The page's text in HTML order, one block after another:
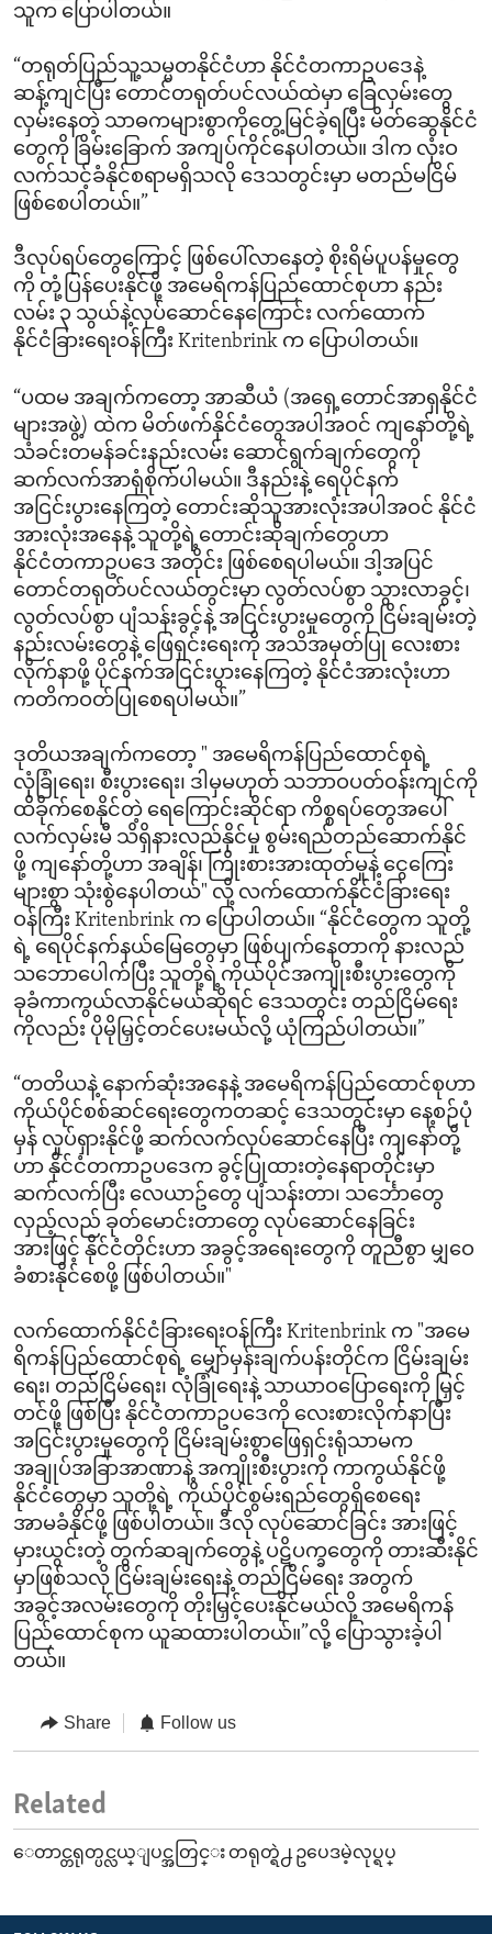
သူက ပြောပါတယ်။
“တရုတ်ပြည်သူ့သမ္မတနိုင်ငံဟာ နိုင်ငံတကာဥပဒေနဲ့
ဆန့်ကျင်ပြီး တောင်တရုတ်ပင်လယ်ထဲမှာ ခြေလှမ်းတွေ
လှမ်းနေတဲ့ သာဓကများစွာကိုတွေ့မြင်ခဲ့ရပြီး မိတ်ဆွေနိုင်ငံ
တွေကို ခြိမ်းခြောက် အကျပ်ကိုင်နေပါတယ်။ ဒါက လုံးဝ
လက်သင့်ခံနိုင်စရာမရှိသလို ဒေသတွင်းမှာ မတည်မငြိမ်
ဖြစ်စေပါတယ်။”
ဒီလုပ်ရပ်တွေကြောင့် ဖြစ်ပေါ်လာနေတဲ့ စိုးရိမ်ပူပန်မှုတွေ
ကို တုံ့ပြန်ပေးနိုင်ဖို့ အမေရိကန်ပြည်ထောင်စုဟာ နည်း
လမ်း ၃ သွယ်နဲ့လုပ်ဆောင်နေကြောင်း လက်ထောက်
နိုင်ငံခြားရေးဝန်ကြီး Kritenbrink က ပြောပါတယ်။
“ပထမ အချက်ကတော့ အာဆီယံ (အရှေ့တောင်အာရှနိုင်ငံ
များအဖွဲ့) ထဲက မိတ်ဖက်နိုင်ငံတွေအပါအဝင် ကျနော်တို့ရဲ့
သံခင်းတမန်ခင်းနည်းလမ်း ဆောင်ရွက်ချက်တွေကို
ဆက်လက်အာရုံစိုက်ပါမယ်။ ဒီနည်းနဲ့ ရေပိုင်နက်
အငြင်းပွားနေကြတဲ့ တောင်းဆိုသူအားလုံးအပါအဝင် နိုင်ငံ
အားလုံးအနေနဲ့ သူတို့ရဲ့တောင်းဆိုချက်တွေဟာ
နိုင်ငံတကာဥပဒေ အတိုင်း ဖြစ်စေရပါမယ်။ ဒါ့အပြင်
တောင်တရုတ်ပင်လယ်တွင်းမှာ လွတ်လပ်စွာ သွားလာခွင့်၊
လွတ်လပ်စွာ ပျံသန်းခွင့်နဲ့ အငြင်းပွားမှုတွေကို ငြိမ်းချမ်းတဲ့
နည်းလမ်းတွေနဲ့ ဖြေရှင်းရေးကို အသိအမှတ်ပြု လေးစား
လိုက်နာဖို့ ပိုင်နက်အငြင်းပွားနေကြတဲ့ နိုင်ငံအားလုံးဟာ
ကတိကဝတ်ပြုစေရပါမယ်။”
ဒုတိယအချက်ကတော့ " အမေရိကန်ပြည်ထောင်စုရဲ့
လုံခြုံရေး၊ စီးပွားရေး၊ ဒါမှမဟုတ် သဘာဝပတ်ဝန်းကျင်ကို
ထိခိုက်စေနိုင်တဲ့ ရေကြောင်းဆိုင်ရာ ကိစ္စရပ်တွေအပေါ်
လက်လှမ်းမီ သိရှိနားလည်နိုင်မှု စွမ်းရည်တည်ဆောက်နိုင်
ဖို့ ကျနော်တို့ဟာ အချိန်၊ ကြိုးစားအားထုတ်မှုနဲ့ ငွေကြေး
များစွာ သုံးစွဲနေပါတယ်" လို့ လက်ထောက်နိုင်ငံခြားရေး
ဝန်ကြီး Kritenbrink က ပြောပါတယ်။ “နိုင်ငံတွေက သူတို့
ရဲ့ ရေပိုင်နက်နယ်မြေတွေမှာ ဖြစ်ပျက်နေတာကို နားလည်
သဘောပေါက်ပြီး သူတို့ရဲ့ကိုယ်ပိုင်အကျိုးစီးပွားတွေကို
ခုခံကာကွယ်လာနိုင်မယ်ဆိုရင် ဒေသတွင်း တည်ငြိမ်ရေး
ကိုလည်း ပိုမိုမြှင့်တင်ပေးမယ်လို့ ယုံကြည်ပါတယ်။”
“တတိယနဲ့ နောက်ဆုံးအနေနဲ့ အမေရိကန်ပြည်ထောင်စုဟာ
ကိုယ်ပိုင်စစ်ဆင်ရေးတွေကတဆင့် ဒေသတွင်းမှာ နေ့စဉ်ပုံ
မှန် လှုပ်ရှားနိုင်ဖို့ ဆက်လက်လုပ်ဆောင်နေပြီး ကျနော်တို့
ဟာ နိုင်ငံတကာဥပဒေက ခွင့်ပြုထားတဲ့နေရာတိုင်းမှာ
ဆက်လက်ပြီး လေယာဥ်တွေ ပျံသန်းတာ၊ သင်္ဘောတွေ
လှည့်လည် ခုတ်မောင်းတာတွေ လုပ်ဆောင်နေခြင်း
အားဖြင့် နိုင်ငံတိုင်းဟာ အခွင့်အရေးတွေကို တူညီစွာ မျှဝေ
ခံစားနိုင်စေဖို့ ဖြစ်ပါတယ်။"
လက်ထောက်နိုင်ငံခြားရေးဝန်ကြီး Kritenbrink က "အမေ
ရိကန်ပြည်ထောင်စုရဲ့ မျှော်မှန်းချက်ပန်းတိုင်က ငြိမ်းချမ်း
ရေး၊ တည်ငြိမ်ရေး၊ လုံခြုံရေးနဲ့ သာယာဝပြောရေးကို မြှင့်
တင်ဖို့ ဖြစ်ပြီး နိုင်ငံတကာဥပဒေကို လေးစားလိုက်နာပြီး
အငြင်းပွားမှုတွေကို ငြိမ်းချမ်းစွာဖြေရှင်းရုံသာမက
အချုပ်အခြာအာဏာနဲ့ အကျိုးစီးပွားကို ကာကွယ်နိုင်ဖို့
နိုင်ငံတွေမှာ သူတို့ရဲ့ ကိုယ်ပိုင်စွမ်းရည်တွေရှိစေရေး
အာမခံနိုင်ဖို့ ဖြစ်ပါတယ်။ ဒီလို လုပ်ဆောင်ခြင်း အားဖြင့်
မှားယွင်းတဲ့ တွက်ဆချက်တွေနဲ့ ပဋိပက္ခတွေကို တားဆီးနိုင်
မှာဖြစ်သလို ငြိမ်းချမ်းရေးနဲ့ တည်ငြိမ်ရေး အတွက်
အခွင့်အလမ်းတွေကို တိုးမြှင့်ပေးနိုင်မယ်လို့ အမေရိကန်
ပြည်ထောင်စုက ယူဆထားပါတယ်။”လို့ ပြောသွားခဲ့ပါ
တယ်။
Share Follow us
Related
ေတာင္တရုတ္ပင္လယ္ျပင္အတြင္း တရုတ္ရဲ႕ ဥပေဒမဲ့လုပ္ရပ္